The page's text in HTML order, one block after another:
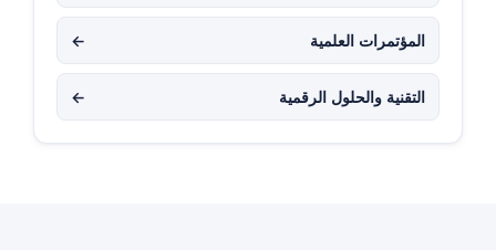
المؤتمرات العلمية ←
التقنية والحلول الرقمية ←